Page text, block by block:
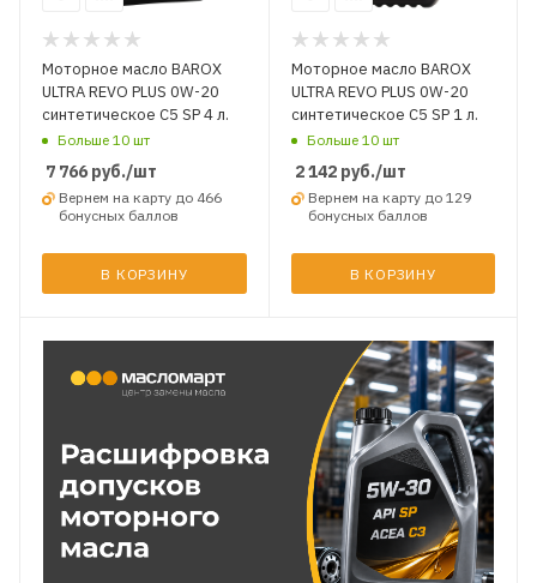
Моторное масло BAROX
ULTRA REVO PLUS 0W-20
синтетическое C5 SP 4 л.
Больше 10 шт
7 766 руб./шт
Вернем на карту до 466
бонусных баллов
В КОРЗИНУ
Моторное масло BAROX
ULTRA REVO PLUS 0W-20
синтетическое C5 SP 1 л.
Больше 10 шт
2 142руб./шт
Вернем на карту до 129
бонусных баллов
В КОРЗИНУ